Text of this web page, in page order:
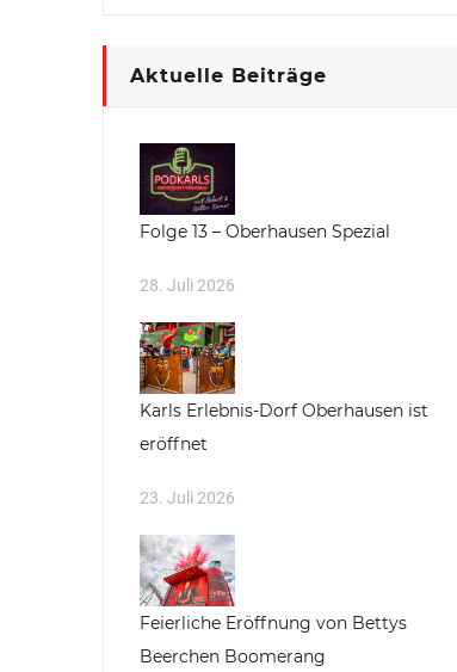
Aktuelle Beiträge
Folge 13 – Oberhausen Spezial
28. Juli 2026
Karls Erlebnis-Dorf Oberhausen ist
eröffnet
23. Juli 2026
Feierliche Eröffnung von Bettys
Beerchen Boomerang